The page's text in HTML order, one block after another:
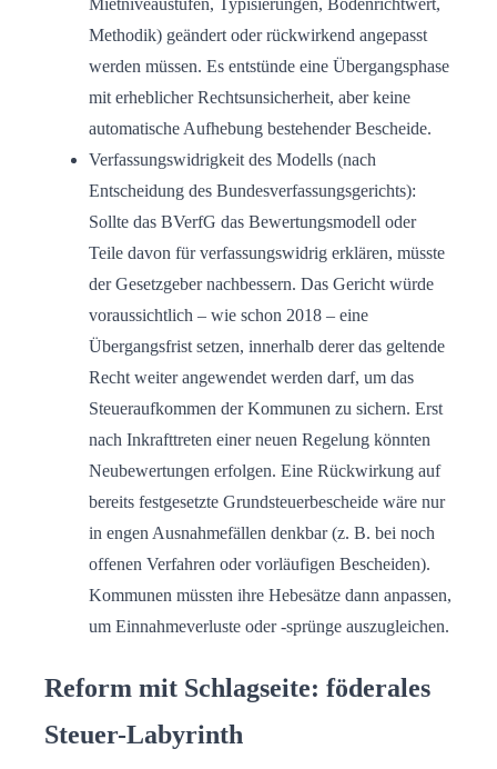
Mietniveaustufen, Typisierungen, Bodenrichtwert,
Methodik) geändert oder rückwirkend angepasst
werden müssen. Es entstünde eine Übergangsphase
mit erheblicher Rechtsunsicherheit, aber keine
automatische Aufhebung bestehender Bescheide.
Verfassungswidrigkeit des Modells (nach
Entscheidung des Bundesverfassungsgerichts):
Sollte das BVerfG das Bewertungsmodell oder
Teile davon für verfassungswidrig erklären, müsste
der Gesetzgeber nachbessern. Das Gericht würde
voraussichtlich – wie schon 2018 – eine
Übergangsfrist setzen, innerhalb derer das geltende
Recht weiter angewendet werden darf, um das
Steueraufkommen der Kommunen zu sichern. Erst
nach Inkrafttreten einer neuen Regelung könnten
Neubewertungen erfolgen. Eine Rückwirkung auf
bereits festgesetzte Grundsteuerbescheide wäre nur
in engen Ausnahmefällen denkbar (z. B. bei noch
offenen Verfahren oder vorläufigen Bescheiden).
Kommunen müssten ihre Hebesätze dann anpassen,
um Einnahmeverluste oder -sprünge auszugleichen.
Reform mit Schlagseite: föderales
Steuer-Labyrinth